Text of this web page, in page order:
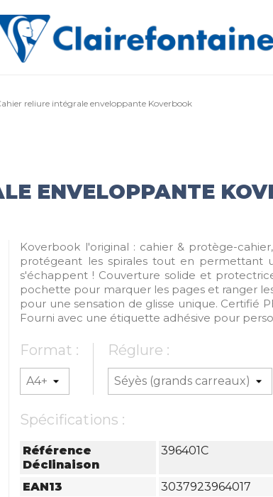
reliure intégrale enveloppante Koverbook
ENVELOPPANTE
Koverbook l'original : cahier & protège-
protégeant les spirales tout en permettant
s'échappent ! Couverture solide et
pochette pour marquer les pages et ranger
pour une sensation de glisse unique. Certifié
Fourni avec une étiquette adhésive pour
Format : Réglure :
Spécifications :
Référence
Déclinaison
396401C
EAN13
3037923964017